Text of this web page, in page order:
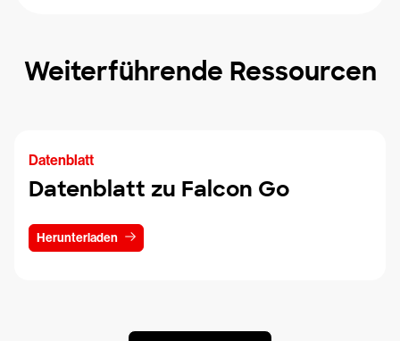
Weiterführende Ressourcen
Datenblatt
Datenblatt zu Falcon Go
Herunterladen